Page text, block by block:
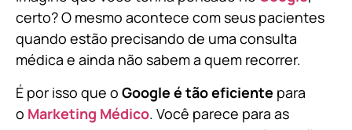
certo? O mesmo acontece com seus pacientes
quando estão precisando de uma consulta
médica e ainda não sabem a quem recorrer.
É por isso que o Google é tão eficiente para
o Marketing Médico. Você parece para as